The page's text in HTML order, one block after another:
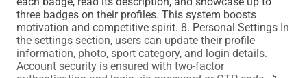
three badges on their profiles. This system boosts
motivation and competitive spirit. 8. Personal Settings In
the settings section, users can update their profile
information, photo, sport category, and login details.
Account security is ensured with two-factor